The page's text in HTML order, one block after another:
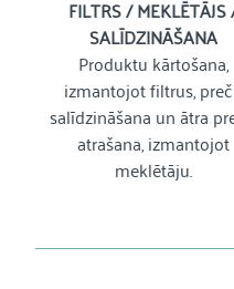
FILTRS /
SALĪDZINĀŠANA
Produktu kārtošana,
izmantojot filtrus,
salīdzināšana un ātra
atrašana, izmantojot
meklētāju.